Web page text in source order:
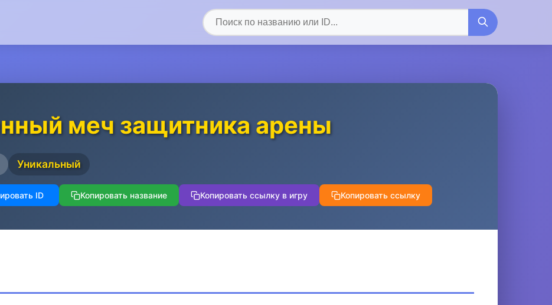
меч защитника арены
Уникальный
ID Копировать название Копировать ссылку в игру Копировать ссылку